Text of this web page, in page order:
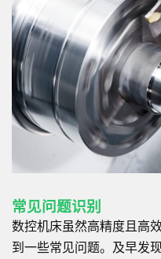
常见问题识别
数控机床虽然高精度且高
到一些常见问题。及早发